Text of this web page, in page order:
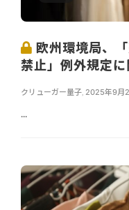
欧州環境局、
禁止」例外規定
クリューガー量子 2025年9月
...